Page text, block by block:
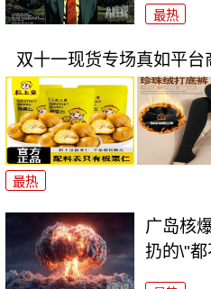
最热
双十一现货专场真如平台
最热
广岛核
扔的\"都